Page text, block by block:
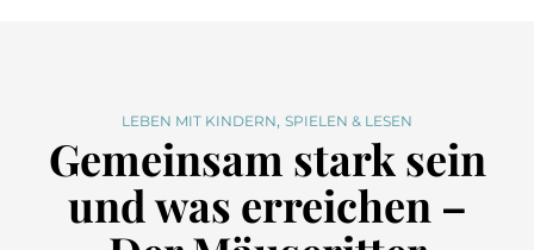
LEBEN MIT KINDERN, SPIELEN & LESEN
Gemeinsam stark sein
und was erreichen –